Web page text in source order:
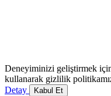
Deneyiminizi geliştirmek
kullanarak gizlilik
Detay
Kabul Et